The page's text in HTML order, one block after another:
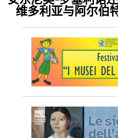
维多利亚与阿尔伯